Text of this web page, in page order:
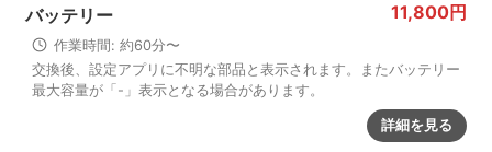
バッテリー 11,800円
作業時間: 約60分〜
交換後、設定アプリに不明な部品と表示されます。またバッテリー
最大容量が「-」表示となる場合があります。
詳細を見る